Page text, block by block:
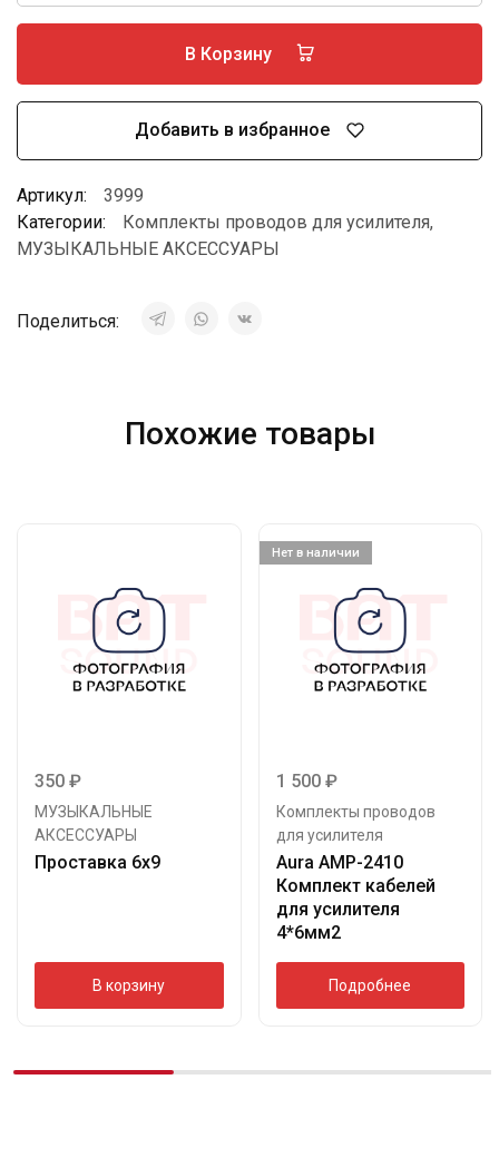
В Корзину
Добавить в избранное
Артикул:
3999
Категории:
Комплекты проводов для усилителя,
МУЗЫКАЛЬНЫЕ АКСЕССУАРЫ
Поделиться:
Похожие товары
350 ₽
МУЗЫКАЛЬНЫЕ
АКСЕССУАРЫ
Проставка 6х9
В корзину
Нет в наличии
1 500 ₽
Комплекты проводов
для усилителя
Aura AMP-2410
Комплект кабелей
для усилителя
4*6мм2
Подробнее